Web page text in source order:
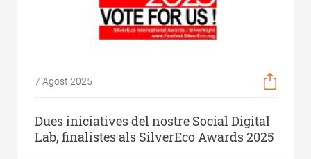
7 Agost 2025
Dues iniciatives del nostre Social Digital
Lab, finalistes als SilverEco Awards 2025